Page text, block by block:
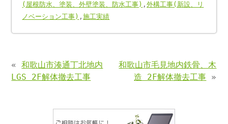
(屋根防水、塗装、外壁塗装、防水工事) ,外構工事(新設、リ
ノベーション工事) ,施工実績
«和歌山市湊通丁北地内
LGS 2F解体撤去工事
和歌山市毛見地内鉄骨、木
造 2F解体撤去工事 »